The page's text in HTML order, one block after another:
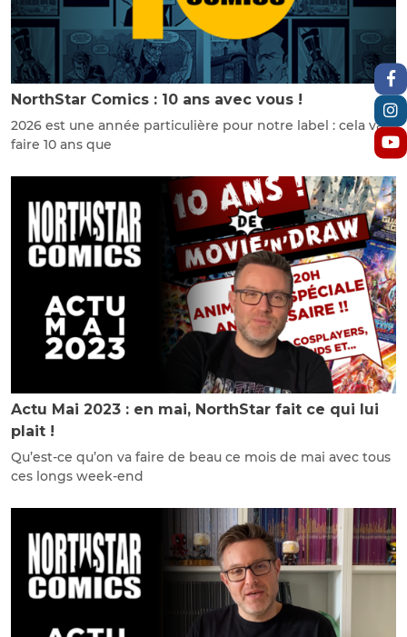
NorthStar Comics : 10 ans avec vous !
2026 est une année particulière pour notre label : cela va
faire 10 ans que
Actu Mai 2023 : en mai, NorthStar fait ce qui lui
plait !
Qu’est-ce qu’on va faire de beau ce mois de mai avec tous
ces longs week-end